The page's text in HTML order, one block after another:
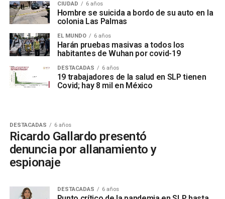
CIUDAD 6 años
Hombre se suicida a bordo de su auto en la
colonia Las Palmas
EL MUNDO 6 años
Harán pruebas masivas a todos los
habitantes de Wuhan por covid-19
DESTACADAS 6 años
19 trabajadores de la salud en SLP tienen
Covid; hay 8 mil en México
DESTACADAS 6 años
Ricardo Gallardo presentó
denuncia por allanamiento y
espionaje
DESTACADAS 6 años